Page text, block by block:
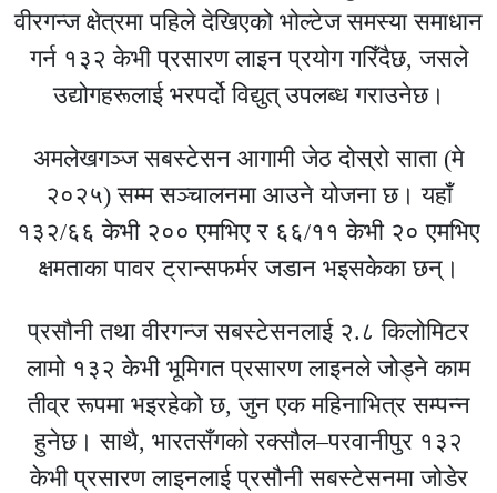
वीरगन्ज क्षेत्रमा पहिले देखिएको भोल्टेज समस्या समाधान
गर्न १३२ केभी प्रसारण लाइन प्रयोग गरिँदैछ, जसले
उद्योगहरूलाई भरपर्दो विद्युत् उपलब्ध गराउनेछ।
अमलेखगञ्ज सबस्टेसन आगामी जेठ दोस्रो साता (मे
२०२५) सम्म सञ्चालनमा आउने योजना छ। यहाँ
१३२/६६ केभी २०० एमभिए र ६६/११ केभी २० एमभिए
क्षमताका पावर ट्रान्सफर्मर जडान भइसकेका छन्।
प्रसौनी तथा वीरगन्ज सबस्टेसनलाई २.८ किलोमिटर
लामो १३२ केभी भूमिगत प्रसारण लाइनले जोड्ने काम
तीव्र रूपमा भइरहेको छ, जुन एक महिनाभित्र सम्पन्न
हुनेछ। साथै, भारतसँगको रक्सौल–परवानीपुर १३२
केभी प्रसारण लाइनलाई प्रसौनी सबस्टेसनमा जोडेर